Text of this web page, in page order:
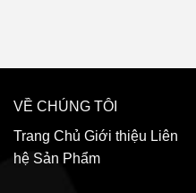
VỀ CHÚNG TÔI
Trang Chủ Giới thiệu Liên
hệ Sản Phẩm